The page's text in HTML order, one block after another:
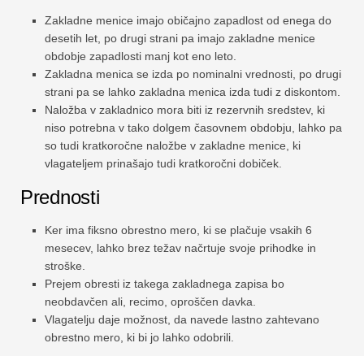
Zakladne menice imajo običajno zapadlost od enega do
desetih let, po drugi strani pa imajo zakladne menice
obdobje zapadlosti manj kot eno leto.
Zakladna menica se izda po nominalni vrednosti, po drugi
strani pa se lahko zakladna menica izda tudi z diskontom.
Naložba v zakladnico mora biti iz rezervnih sredstev, ki
niso potrebna v tako dolgem časovnem obdobju, lahko pa
so tudi kratkoročne naložbe v zakladne menice, ki
vlagateljem prinašajo tudi kratkoročni dobiček.
Prednosti
Ker ima fiksno obrestno mero, ki se plačuje vsakih 6
mesecev, lahko brez težav načrtuje svoje prihodke in
stroške.
Prejem obresti iz takega zakladnega zapisa bo
neobdavčen ali, recimo, oproščen davka.
Vlagatelju daje možnost, da navede lastno zahtevano
obrestno mero, ki bi jo lahko odobrili.